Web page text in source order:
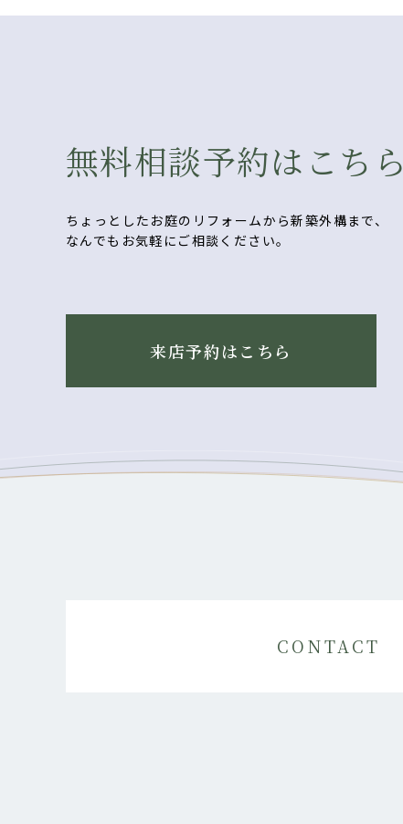
無料相談予約はこちら
ちょっとしたお庭のリフォームから新築外構まで、
なんでもお気軽にご相談ください。
来店予約はこちら
CONTACT